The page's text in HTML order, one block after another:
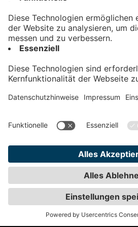
Kontakt
Impressum
Teilnahmebedingungen
Privatsphäre